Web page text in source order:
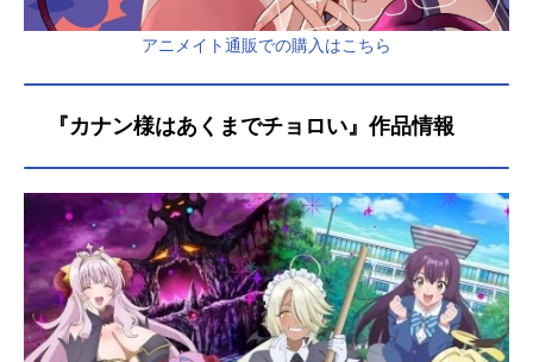
アニメイト通販での購入はこちら
『カナン様はあくまでチョロい』作品情報